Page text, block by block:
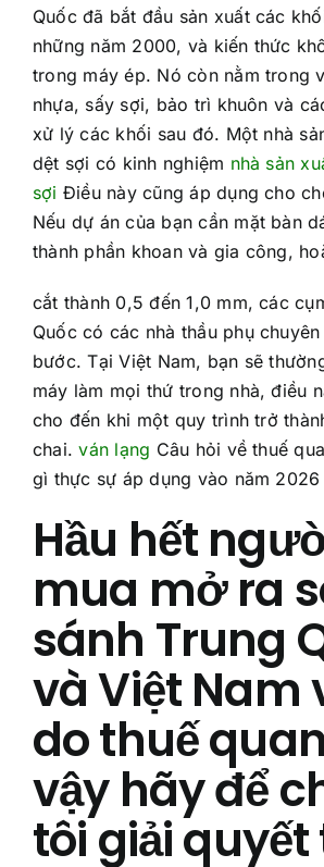
Quốc đã bắt đầu sản xuất các
những năm 2000, và kiến thức
trong máy ép. Nó còn nằm trong
nhựa, sấy sợi, bảo trì khuôn và
xử lý các khối sau đó. Một nhà
dệt sợi có kinh nghiệm nhà sản
sợi Điều này cũng áp dụng cho
Nếu dự án của bạn cần mặt bàn
thành phần khoan và gia công,
cắt thành 0,5 đến 1,0 mm, các
Quốc có các nhà thầu phụ
bước. Tại Việt Nam, bạn sẽ
máy làm mọi thứ trong nhà, điều
cho đến khi một quy trình trở
chai.ván lạng Câu hỏi về thuế
gì thực sự áp dụng vào năm 2026
Hầu hết
mua mở ra
sánh Trung
và Việt Nam
do thuế
vậy hãy để
tôi giải